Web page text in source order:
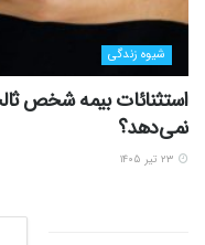
شیوه زندگی
استثنائات بیمه شخص
نمی‌دهد؟